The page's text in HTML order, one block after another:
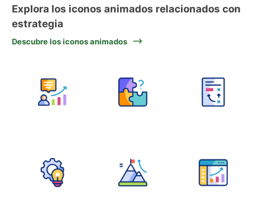
Explora los iconos animados relacionados con
estrategia
Descubre los iconos animados